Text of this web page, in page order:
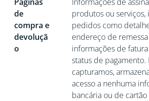
de
compra e
devoluçã
o
produtos ou
pedidos como
endereço de
informações de
status de pagamento.
capturamos,
acesso a nenhuma
bancária ou de